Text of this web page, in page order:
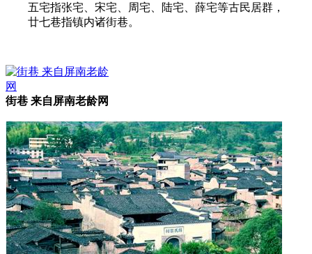
五宅指张宅、宋宅、周宅、陆宅、薛宅等古民居群，
廿七巷指镇内诸街巷。
街巷 来自屏南老龄网